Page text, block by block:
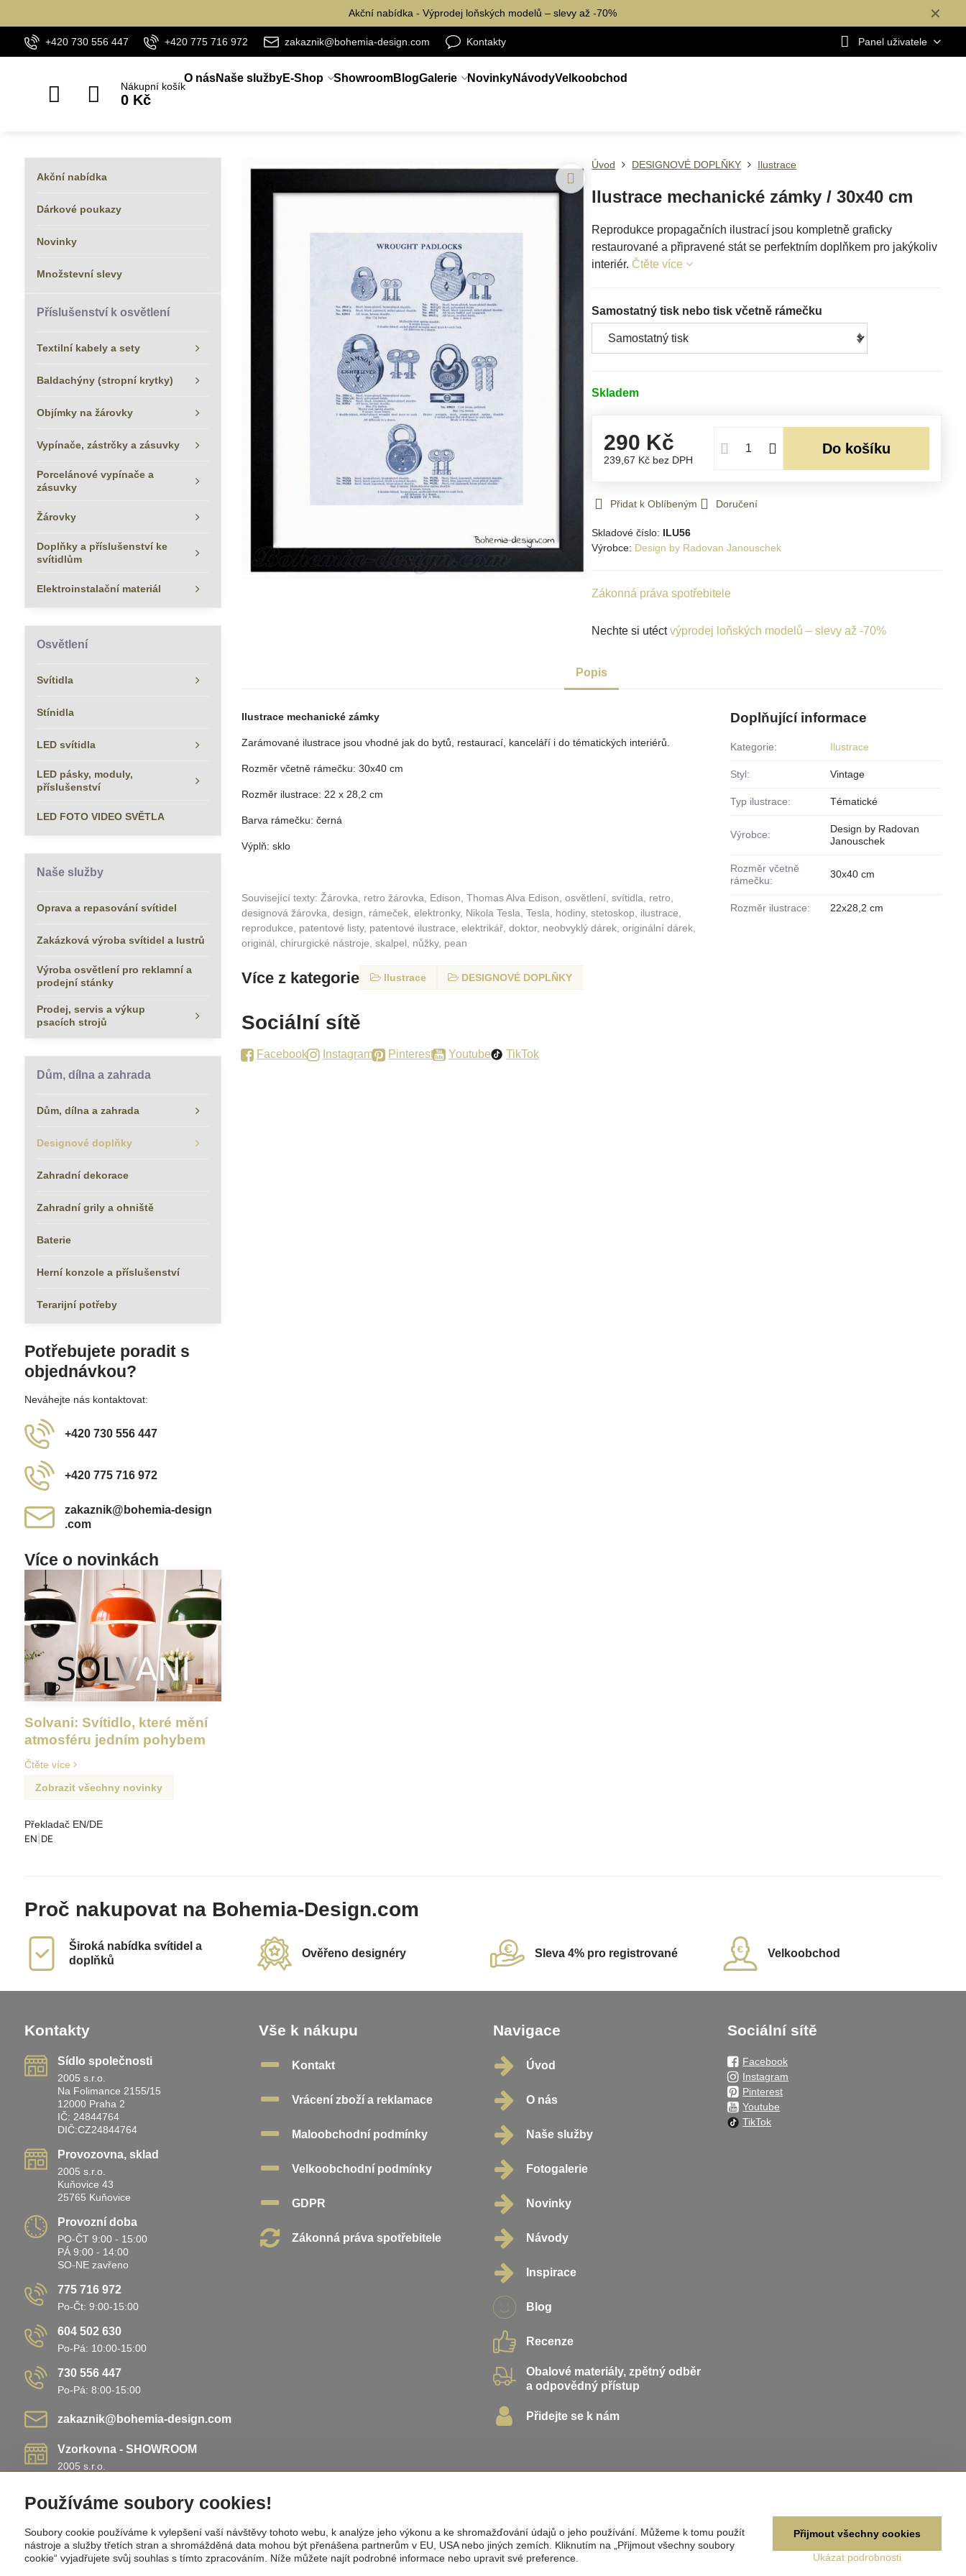
✕
Akční nabídka - Výprodej loňských modelů – slevy až -70%
+420 730 556 447 +420 775 716 972 zakaznik@bohemia-design.com Kontakty Panel uživatele
Nákupní košík
0 Kč
O násNaše službyE-Shop ShowroomBlogGalerie NovinkyNávodyVelkoobchod
Úvod DESIGNOVÉ DOPLŇKY Ilustrace
Ilustrace mechanické zámky / 30x40 cm
Reprodukce propagačních ilustrací jsou kompletně graficky
restaurované a připravené stát se perfektním doplňkem pro jakýkoliv
interiér. Čtěte více
Samostatný tisk nebo tisk včetně rámečku
Skladem
290 Kč
239,67 Kč bez DPH
Do košíku
Přidat k Oblíbeným Doručení
Skladové číslo: ILU56
Výrobce: Design by Radovan Janouschek
Zákonná práva spotřebitele
Nechte si utéctvýprodej loňských modelů – slevy až -70%
Popis
Ilustrace mechanické zámky
Zarámované ilustrace jsou vhodné jak do bytů, restaurací, kanceláří i do tématických interiérů.
Rozměr včetně rámečku: 30x40 cm
Rozměr ilustrace: 22 x 28,2 cm
Barva rámečku: černá
Výplň: sklo
Související texty: Žárovka, retro žárovka, Edison, Thomas Alva Edison, osvětlení, svítidla, retro,
designová žárovka, design, rámeček, elektronky, Nikola Tesla, Tesla, hodiny, stetoskop, ilustrace,
reprodukce, patentové listy, patentové ilustrace, elektrikář, doktor, neobvyklý dárek, originální dárek,
originál, chirurgické nástroje, skalpel, nůžky, pean
Více z kategorie Ilustrace DESIGNOVÉ DOPLŇKY
Doplňující informace
Kategorie: Ilustrace
Styl: Vintage
Typ ilustrace: Tématické
Výrobce:
Design by Radovan
Janouschek
Rozměr včetně
rámečku:
30x40 cm
Rozměr ilustrace: 22x28,2 cm
Sociální sítě
Facebook Instagram Pinterest Youtube TikTok
Akční nabídka
Dárkové poukazy
Novinky
Množstevní slevy
Příslušenství k osvětlení
Textilní kabely a sety
Baldachýny (stropní krytky)
Objímky na žárovky
Vypínače, zástrčky a zásuvky
Porcelánové vypínače a
zásuvky
Žárovky
Doplňky a příslušenství ke
svítidlům
Elektroinstalační materiál
Osvětlení
Svítidla
Stínidla
LED svítidla
LED pásky, moduly,
příslušenství
LED FOTO VIDEO SVĚTLA
Naše služby
Oprava a repasování svítidel
Zakázková výroba svítidel a lustrů
Výroba osvětlení pro reklamní a
prodejní stánky
Prodej, servis a výkup
psacích strojů
Dům, dílna a zahrada
Dům, dílna a zahrada
Designové doplňky
Zahradní dekorace
Zahradní grily a ohniště
Baterie
Herní konzole a příslušenství
Terarijní potřeby
Potřebujete poradit s
objednávkou?
Neváhejte nás kontaktovat:
+420 730 556 447
+420 775 716 972
zakaznik​@bohemia-design​
.com
Více o novinkách
Solvani: Svítidlo, které mění
atmosféru jedním pohybem
Čtěte více
Zobrazit všechny novinky
Překladač EN/DE
EN DE
Proč nakupovat na Bohemia-Design.com
Široká nabídka svítidel a
doplňků
Ověřeno designéry Sleva 4% pro registrované Velkoobchod
Kontakty
Sídlo společnosti
2005 s.r.o.
Na Folimance 2155/15
12000 Praha 2
IČ: 24844764
DIČ:CZ24844764
Provozovna, sklad
2005 s.r.o.
Kuňovice 43
25765 Kuňovice
Provozní doba
PO-ČT 9:00 - 15:00
PÁ 9:00 - 14:00
SO-NE zavřeno
775 716 972
Po-Čt: 9:00-15:00
604 502 630
Po-Pá: 10:00-15:00
730 556 447
Po-Pá: 8:00-15:00
zakaznik​@bohemia-design​.com
Vzorkovna - SHOWROOM
2005 s.r.o.
Nemá pevnou otevírací dobu!
Vše k nákupu
Kontakt
Vrácení zboží a reklamace
Maloobchodní podmínky
Velkoobchodní podmínky
GDPR
Zákonná práva spotřebitele
Navigace
Úvod
O nás
Naše služby
Fotogalerie
Novinky
Návody
Inspirace
Blog
Recenze
Obalové materiály, zpětný odběr
a odpovědný přístup
Přidejte se k nám
Sociální sítě
Facebook
Instagram
Pinterest
Youtube
TikTok
Používáme soubory cookies!
Soubory cookie používáme k vylepšení vaší návštěvy tohoto webu, k analýze jeho výkonu a ke shromažďování údajů o jeho používání. Můžeme k tomu použít
nástroje a služby třetích stran a shromážděná data mohou být přenášena partnerům v EU, USA nebo jiných zemích. Kliknutím na „Přijmout všechny soubory
cookie“ vyjadřujete svůj souhlas s tímto zpracováním. Níže můžete najít podrobné informace nebo upravit své preference.
Ukázat podrobnosti
Přijmout všechny cookies